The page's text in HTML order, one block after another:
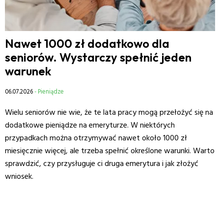
Nawet 1000 zł dodatkowo dla
seniorów. Wystarczy spełnić jeden
warunek
06.07.2026- Pieniądze
Wielu seniorów nie wie, że te lata pracy mogą przełożyć się na
dodatkowe pieniądze na emeryturze. W niektórych
przypadkach można otrzymywać nawet około 1000 zł
miesięcznie więcej, ale trzeba spełnić określone warunki. Warto
sprawdzić, czy przysługuje ci druga emerytura i jak złożyć
wniosek.